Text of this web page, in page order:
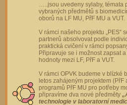
…..jsou uvedeny sylaby,
vybraných předmětů s
oborů na LF MU, PřF MU a VUT.
V rámci našeho projektu „PES“
partnerů absolvovat podle
praktická cvičení v rámci
Připravuje se i možnost zapsat
hodnoty mezi LF, PřF a VUT.
V rámci OPVK budeme v blízké
letos zahájeným projektem (PřF
programů PřF MU pro potřeby
připravíme dva nové předměty
technologie v laboratorní